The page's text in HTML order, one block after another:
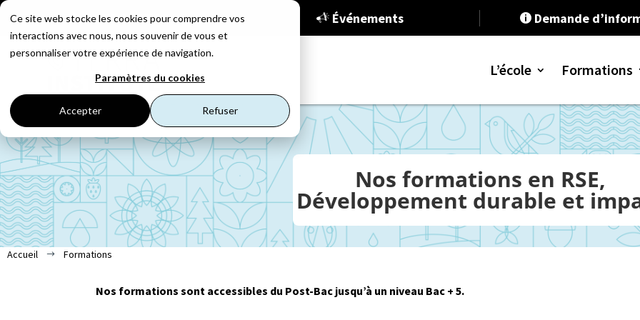
Ce site web stocke les cookies pour comprendre vos
interactions avec nous, nous souvenir de vous et
personnaliser votre expérience de navigation.
Paramètres du cookies
Accepter Refuser
01 53 23 87 14 Événements  Demande
L’école Formations
Programme
Formation
RSE et
Nos formations en RSE,
Développement durable et
Accueil $ Formations
Nos formations sont accessibles du Post-Bac jusqu’à un niveau Bac + 5.